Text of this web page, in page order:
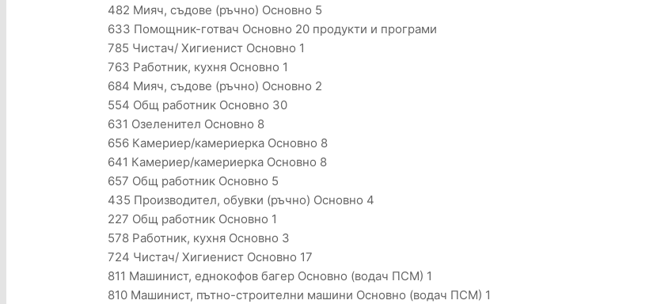
482 Мияч, съдове (ръчно) Основно 5
633 Помощник-готвач Основно 20 продукти и програми
785 Чистач/ Хигиенист Основно 1
763 Работник, кухня Основно 1
684 Мияч, съдове (ръчно) Основно 2
554 Общ работник Основно 30
631 Озеленител Основно 8
656 Камериер/камериерка Основно 8
641 Камериер/камериерка Основно 8
657 Общ работник Основно 5
435 Производител, обувки (ръчно) Основно 4
227 Общ работник Основно 1
578 Работник, кухня Основно 3
724 Чистач/ Хигиенист Основно 17
811 Машинист, еднокофов багер Основно (водач ПСМ) 1
810 Машинист, пътно-строителни машини Основно (водач ПСМ) 1